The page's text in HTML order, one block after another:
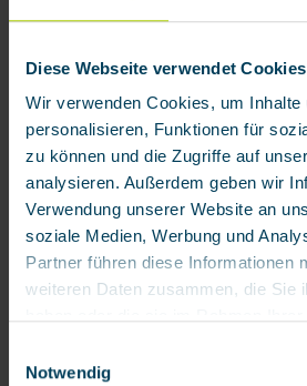
Diese Webseite verwendet Cookies
Wir verwenden Cookies, um Inhalte
personalisieren, Funktionen für
zu können und die Zugriffe auf
analysieren. Außerdem geben wir
Verwendung unserer Website an
soziale Medien, Werbung und
Partner führen diese Informationen
weiteren Daten zusammen, die Sie
Notwendig
Produktnummer: 925005
101,97 € / Stück
Zubehör